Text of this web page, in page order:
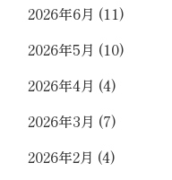
2026年6月 (11)
2026年5月 (10)
2026年4月 (4)
2026年3月 (7)
2026年2月 (4)